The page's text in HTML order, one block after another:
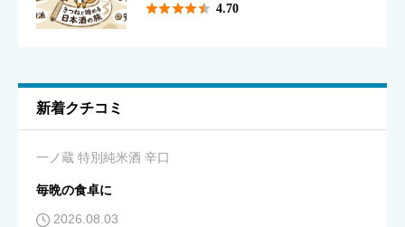
味のわかりやすさ
キレ 必須
星の数をお選びください
 4.70
新着クチコミ
一ノ蔵 特別純米酒 辛口
毎晩の食卓に
2026.08.03